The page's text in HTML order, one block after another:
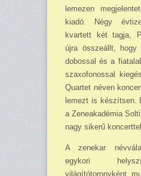
lemezen
kiadó. Négy
kvartett két tagja,
újra összeállt, hogy
dobossal és a
szaxofonossal
Quartet néven
lemezt is készítsen.
a Zeneakadémia
nagy sikerű
A zenekar
egykori
világítótoronyként